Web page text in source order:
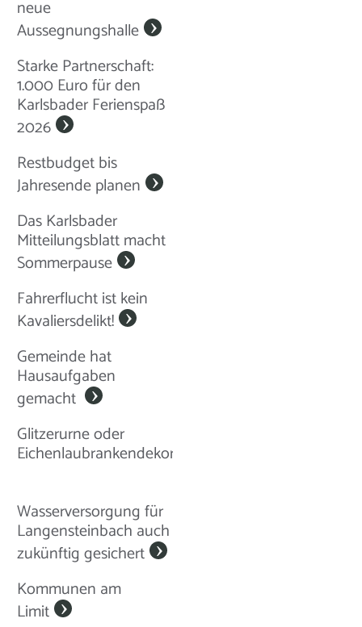
neue
Aussegnungshalle
Starke Partnerschaft:
1.000 Euro für den
Karlsbader Ferienspaß
2026
Restbudget bis
Jahresende planen
Das Karlsbader
Mitteilungsblatt macht
Sommerpause
Fahrerflucht ist kein
Kavaliersdelikt!
Gemeinde hat
Hausaufgaben
gemacht
Glitzerurne oder
Eichenlaubrankendekor?
Wasserversorgung für
Langensteinbach auch
zukünftig gesichert
Kommunen am
Limit